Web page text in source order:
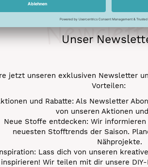
Unser
jetzt unseren exklusiven Newsletter
Vorteilen:
und Rabatte: Als Newsletter
von unseren Aktionen
Neue Stoffe entdecken: Wir
neuesten Stofftrends der Saison.
Nähprojekte.
Lass dich von unseren
inspirieren! Wir teilen mit dir unsere